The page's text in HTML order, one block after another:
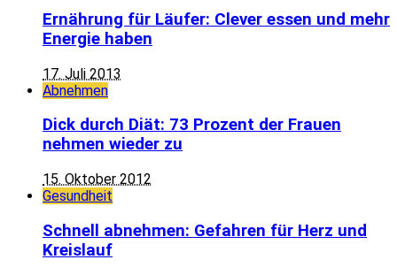
Ernährung für Läufer: Clever essen und mehr
Energie haben
17. Juli 2013
Abnehmen
Dick durch Diät: 73 Prozent der Frauen
nehmen wieder zu
15. Oktober 2012
Gesundheit
Schnell abnehmen: Gefahren für Herz und
Kreislauf